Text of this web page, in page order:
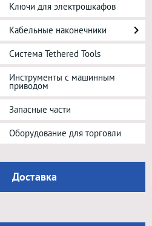
Ключи для электрошкафов
Кабельные наконечники
Система Tethered Tools
Инструменты с машинным
приводом
Запасные части
Оборудование для торговли
Доставка